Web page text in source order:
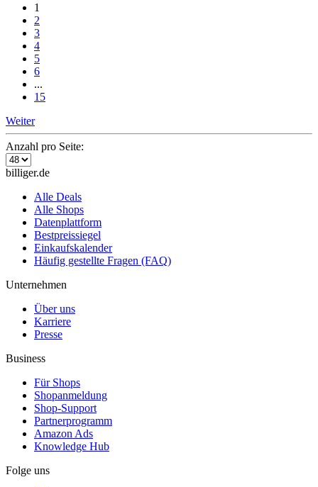
1
2
3
4
5
6
...
15
Weiter
Anzahl pro Seite:
billiger.de
Alle Deals
Alle Shops
Datenplattform
Bestpreissiegel
Einkaufskalender
Häufig gestellte Fragen (FAQ)
Unternehmen
Über uns
Karriere
Presse
Business
Für Shops
Shopanmeldung
Shop-Support
Partnerprogramm
Amazon Ads
Knowledge Hub
Folge uns